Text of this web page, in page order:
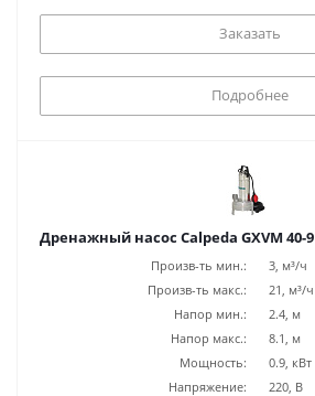
Заказать
Подробнее
Дренажный насос Calpeda GXVM 40-9
Произв-ть мин.:
3, м³/ч
Произв-ть макс.:
21, м³/ч
Напор мин.:
2.4, м
Напор макс.:
8.1, м
Мощность:
0.9, кВт
Напряжение:
220, В